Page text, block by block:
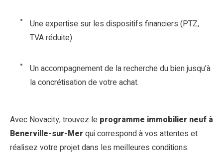
Une expertise sur les dispositifs financiers (PTZ,
TVA réduite)
Un accompagnement de la recherche du bien jusqu’à
la concrétisation de votre achat.
Avec Novacity, trouvez le programme immobilier neuf à
Benerville-sur-Mer qui correspond à vos attentes et
réalisez votre projet dans les meilleures conditions.